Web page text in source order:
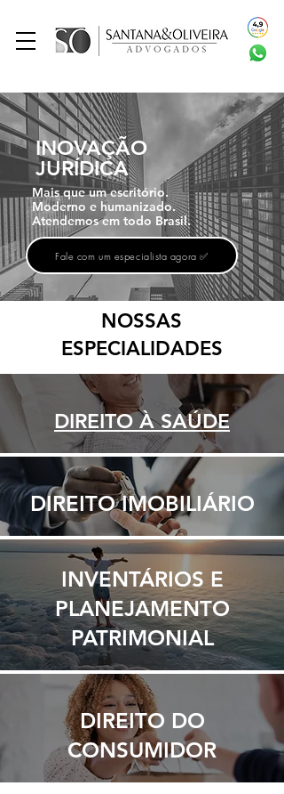
INOVAÇÃO
JURÍDICA
Mais que um escritório.
Moderno e humanizado.
Atendemos em todo Brasil.
Fale com um especialista agora ✅
NOSSAS
ESPECIALIDADES
DIREITO À SAÚDE
DIREITO IMOBILIÁRIO
INVENTÁRIOS E
PLANEJAMENTO
PATRIMONIAL
DIREITO DO
CONSUMIDOR